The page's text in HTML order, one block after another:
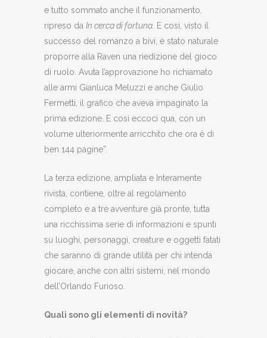
e tutto sommato anche il funzionamento,
ripreso da In cerca di fortuna. E così, visto il
successo del romanzo a bivi, è stato naturale
proporre alla Raven una riedizione del gioco
di ruolo. Avuta l’approvazione ho richiamato
alle armi Gianluca Meluzzi e anche Giulio
Fermetti, il grafico che aveva impaginato la
prima edizione. E così eccoci qua, con un
volume ulteriormente arricchito che ora è di
ben 144 pagine”.
La terza edizione, ampliata e Interamente
rivista, contiene, oltre al regolamento
completo e a tre avventure già pronte, tutta
una ricchissima serie di informazioni e spunti
su luoghi, personaggi, creature e oggetti fatati
che saranno di grande utilità per chi intenda
giocare, anche con altri sistemi, nel mondo
dell’Orlando Furioso.
Quali sono gli elementi di novità?